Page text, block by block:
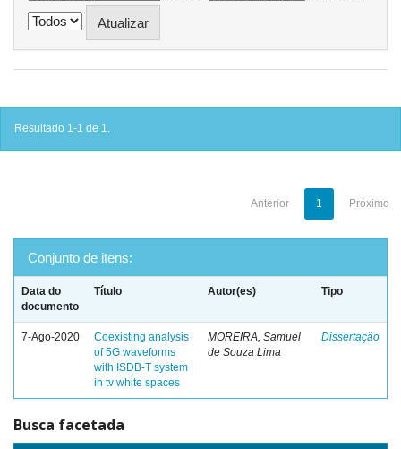
Resultado 1-1 de 1.
Anterior 1 Próximo
Conjunto de itens:
Data do
documento
Título Autor(es) Tipo
7-Ago-2020
Coexisting analysis
of 5G waveforms
with ISDB-T system
in tv white spaces
MOREIRA, Samuel
de Souza Lima
Dissertação
Busca facetada